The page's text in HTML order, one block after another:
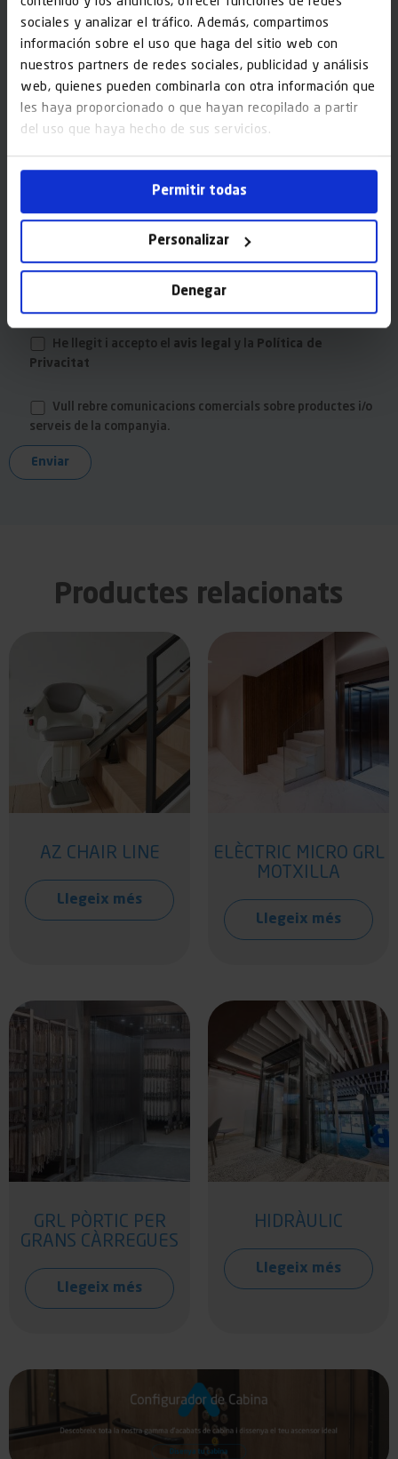
sociales y analizar el tráfico. Además, compartimos
información sobre el uso que haga del sitio web con
nuestros partners de redes sociales, publicidad y análisis
web, quienes pueden combinarla con otra información que
les haya proporcionado o que hayan recopilado a partir
del uso que haya hecho de sus servicios.
Permitir todas
Personalizar
Denegar
Adreça*
He llegit i accepto el avis legal y la
Política de
Privacitat
Vull rebre comunicacions comercials sobre productes i/o
serveis de la companyia.
Productes relacionats
AZ CHAIR LINE
Llegeix més
ELÈCTRIC MICRO GRL
MOTXILLA
Llegeix més
GRL PÒRTIC PER
GRANS CÀRREGUES
Llegeix més
HIDRÀULIC
Llegeix més